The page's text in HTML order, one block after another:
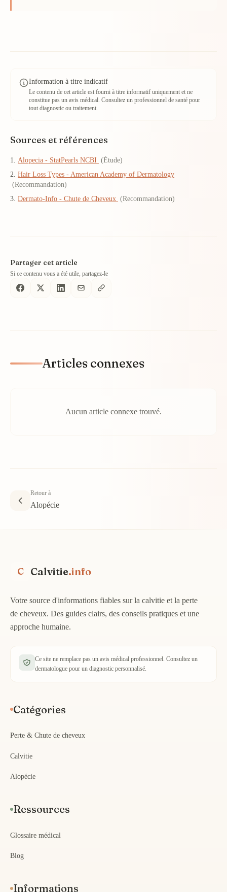
Information à titre indicatif
Le contenu de cet article est fourni à titre informatif uniquement et ne
constitue pas un avis médical. Consultez un professionnel de santé pour
tout diagnostic ou traitement.
Sources et références
Alopecia - StatPearls NCBI (Étude)
Hair Loss Types - American Academy of Dermatology
(Recommandation)
Dermato-Info - Chute de Cheveux (Recommandation)
Partager cet article
Si ce contenu vous a été utile, partagez-le
Articles connexes
Aucun article connexe trouvé.
Retour à
Alopécie
C Calvitie.info
Votre source d'informations fiables sur la calvitie et la perte
de cheveux. Des guides clairs, des conseils pratiques et une
approche humaine.
Ce site ne remplace pas un avis médical professionnel. Consultez un
dermatologue pour un diagnostic personnalisé.
Catégories
Perte & Chute de cheveux
Calvitie
Alopécie
Ressources
Glossaire médical
Blog
Informations